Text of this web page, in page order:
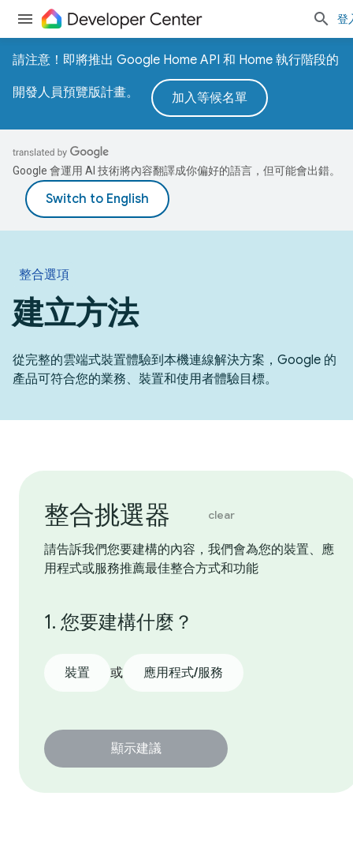
登
請注意！即將推出 Google Home API 和 Home 執行階段的
開發人員預覽版計畫。 加入等候名單
Google 會運用 AI 技術將內容翻譯成你偏好的語言，但可能會出錯。
整合選項
建立方法
從完整的雲端式裝置體驗到本機連線解決方案，Google 的
產品可符合您的業務、裝置和使用者體驗目標。